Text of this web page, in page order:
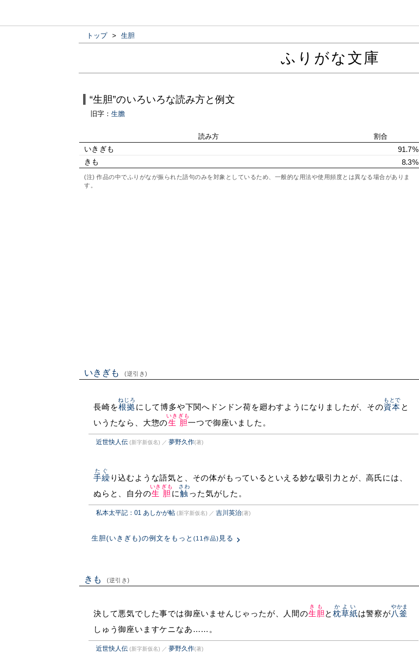
トップ > 生胆
ふりがな文庫
“生胆”のいろいろな読み方と例文
旧字： 生膽
読み方 割合
いきぎも
91.7%
きも
8.3%
(注) 作品の中でふりがなが振られた語句のみを対象としているため、一般的な用法や使用頻度とは異なる場合がありま
す。
いきぎも (逆引き)
長崎を根拠
ねじろ
にして博多や下関へドンドン荷を廻わすようになりましたが、その資本
もとで
と
いうたなら、大惣の生胆
いきぎも
一つで御座いました。
近世快人伝 (新字新仮名) ／ 夢野久作(著)
手繰
たぐ
り込むような語気と、その体がもっているといえる妙な吸引力とが、高氏には、
ぬらと、自分の生胆
いきぎも
に触
さわ
った気がした。
私本太平記：01 あしかが帖 (新字新仮名) ／ 吉川英治(著)
生胆(いきぎも)の例文をもっと (11作品) 見る
きも (逆引き)
決して悪気でした事では御座いませんじゃったが、人間の生胆
きも
と枕草紙
かよい
は警察が八釜
やかま
しゅう御座いますケニなあ……。
近世快人伝 (新字新仮名) ／ 夢野久作(著)